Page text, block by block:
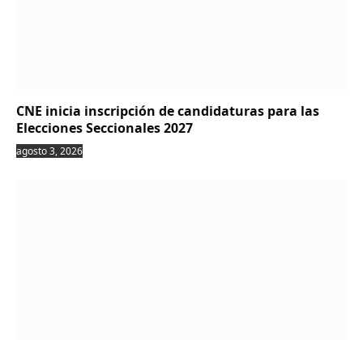
CNE inicia inscripción de candidaturas para las
Elecciones Seccionales 2027
agosto 3, 2026